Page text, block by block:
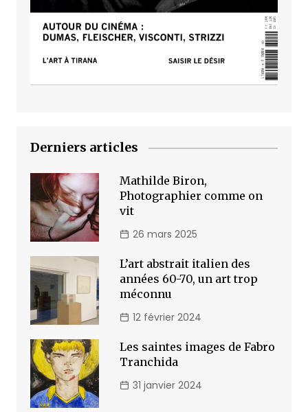
Derniers articles
Mathilde Biron,
Photographier comme on
vit
26 mars 2025
L’art abstrait italien des
années 60-70, un art trop
méconnu
12 février 2024
Les saintes images de Fabro
Tranchida
31 janvier 2024